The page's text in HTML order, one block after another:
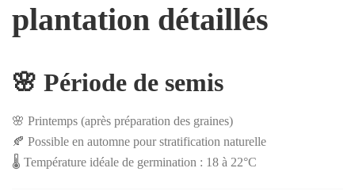
plantation détaillés
🌸 Période de semis
🌸 Printemps (après préparation des graines)
🍂 Possible en automne pour stratification naturelle
🌡️ Température idéale de germination : 18 à 22°C